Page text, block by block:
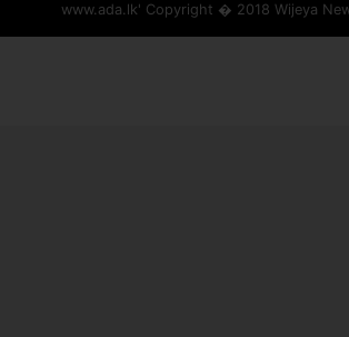
www.ada.lk' Copyright � 2018 Wijeya